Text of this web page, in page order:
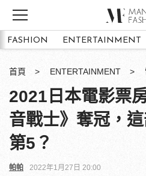
FASHION ENTERTAINMENT
首頁 ENTERTAINMENT
2021日本電影票
音戰士》奪冠，
第5？
帕帕 2022年1月27日 20:00